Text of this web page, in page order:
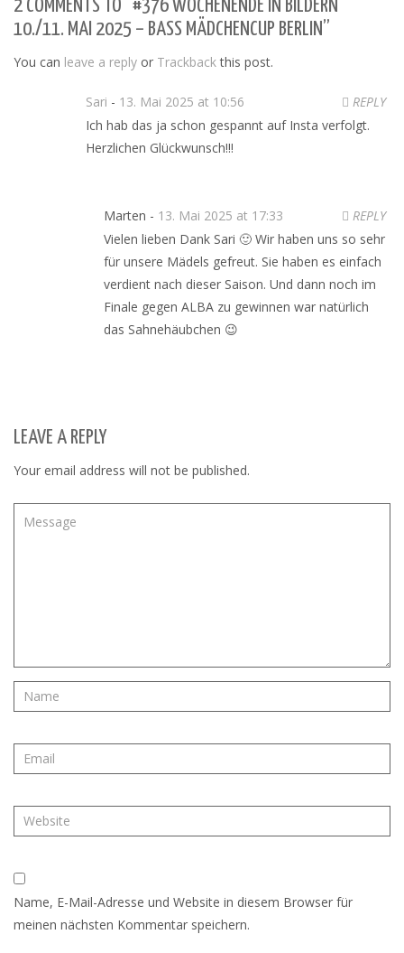
2 COMMENTS TO “#376 WOCHENENDE IN BILDERN
10./11. MAI 2025 – BASS MÄDCHENCUP BERLIN”
You can leave a reply or Trackbackthis post.
Sari - 13. Mai 2025 at 10:56
REPLY
Ich hab das ja schon gespannt auf Insta verfolgt.
Herzlichen Glückwunsch!!!
Marten - 13. Mai 2025 at 17:33
REPLY
Vielen lieben Dank Sari 🙂 Wir haben uns so sehr
für unsere Mädels gefreut. Sie haben es einfach
verdient nach dieser Saison. Und dann noch im
Finale gegen ALBA zu gewinnen war natürlich
das Sahnehäubchen 😉
LEAVE A REPLY
Your email address will not be published.
Name, E-Mail-Adresse und Website in diesem Browser für
meinen nächsten Kommentar speichern.